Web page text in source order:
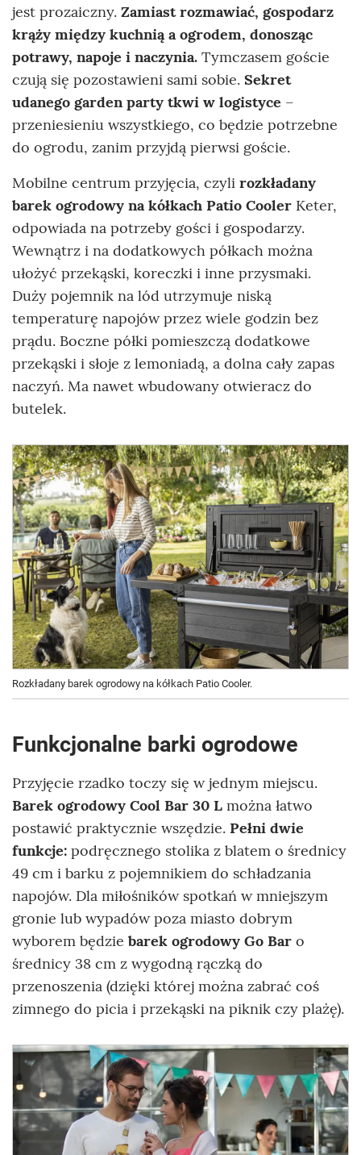
jest prozaiczny. Zamiast rozmawiać, gospodarz
krąży między kuchnią a ogrodem, donosząc
potrawy, napoje i naczynia. Tymczasem goście
czują się pozostawieni sami sobie. Sekret
udanego garden party tkwi w logistyce –
przeniesieniu wszystkiego, co będzie potrzebne
do ogrodu, zanim przyjdą pierwsi goście.
Mobilne centrum przyjęcia, czyli rozkładany
barek ogrodowy na kółkach Patio Cooler Keter,
odpowiada na potrzeby gości i gospodarzy.
Wewnątrz i na dodatkowych półkach można
ułożyć przekąski, koreczki i inne przysmaki.
Duży pojemnik na lód utrzymuje niską
temperaturę napojów przez wiele godzin bez
prądu. Boczne półki pomieszczą dodatkowe
przekąski i słoje z lemoniadą, a dolna cały zapas
naczyń. Ma nawet wbudowany otwieracz do
butelek.
Rozkładany barek ogrodowy na kółkach Patio Cooler.
Funkcjonalne barki ogrodowe
Przyjęcie rzadko toczy się w jednym miejscu.
Barek ogrodowy Cool Bar 30 L można łatwo
postawić praktycznie wszędzie. Pełni dwie
funkcje: podręcznego stolika z blatem o średnicy
49 cm i barku z pojemnikiem do schładzania
napojów. Dla miłośników spotkań w mniejszym
gronie lub wypadów poza miasto dobrym
wyborem będzie barek ogrodowy Go Bar o
średnicy 38 cm z wygodną rączką do
przenoszenia (dzięki której można zabrać coś
zimnego do picia i przekąski na piknik czy plażę).